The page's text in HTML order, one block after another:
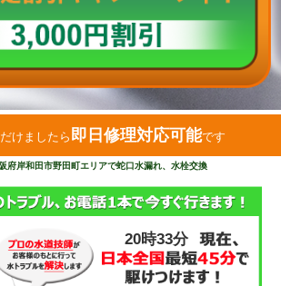
けましたら 即日修理対応可能です
府岸和田市野田町エリアで蛇口水漏れ、水栓交換
20時34分